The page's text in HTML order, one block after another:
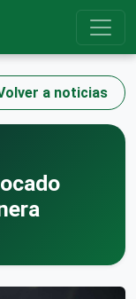
a noticias